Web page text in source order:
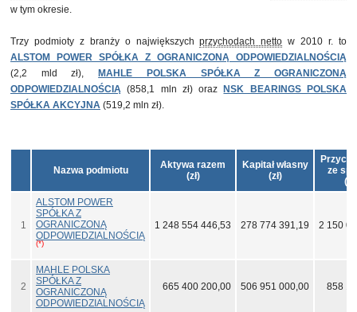
w tym okresie.
Trzy podmioty z branży o największychprzychodach netto w 2010 r. to
ALSTOM POWER SPÓŁKA Z OGRANICZONĄ ODPOWIEDZIALNOŚCIĄ
(2,2 mld zł),
MAHLE POLSKA SPÓŁKA Z OGRANICZONĄ
ODPOWIEDZIALNOŚCIĄ (858,1 mln zł) oraz
NSK BEARINGS POLSKA
SPÓŁKA AKCYJNA (519,2 mln zł).
Nazwa podmiotu
Aktywa razem
(zł)
Kapitał własny
(zł)
ze
(zł)
1
ALSTOM POWER
SPÓŁKA Z
OGRANICZONĄ
ODPOWIEDZIALNOŚCIĄ
(*)
1 248 554 446,53 278 774 391,19 2 150
2
MAHLE POLSKA
SPÓŁKA Z
OGRANICZONĄ
ODPOWIEDZIALNOŚCIĄ
665 400 200,00 506 951 000,00 858